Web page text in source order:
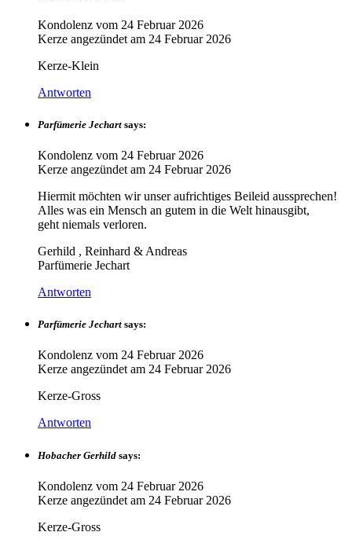
Kondolenz vom 24 Februar 2026
Kerze angezündet am 24 Februar 2026
Kerze-Klein
Antworten
Parfümerie Jechart says:
Kondolenz vom 24 Februar 2026
Kerze angezündet am 24 Februar 2026
Hiermit möchten wir unser aufrichtiges Beileid aussprechen!
Alles was ein Mensch an gutem in die Welt hinausgibt,
geht niemals verloren.
Gerhild , Reinhard & Andreas
Parfümerie Jechart
Antworten
Parfümerie Jechart says:
Kondolenz vom 24 Februar 2026
Kerze angezündet am 24 Februar 2026
Kerze-Gross
Antworten
Hobacher Gerhild says:
Kondolenz vom 24 Februar 2026
Kerze angezündet am 24 Februar 2026
Kerze-Gross